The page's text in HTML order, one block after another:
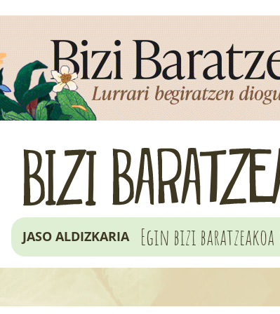
JASO ALDIZKARIA Egin bizi baratzeakoa